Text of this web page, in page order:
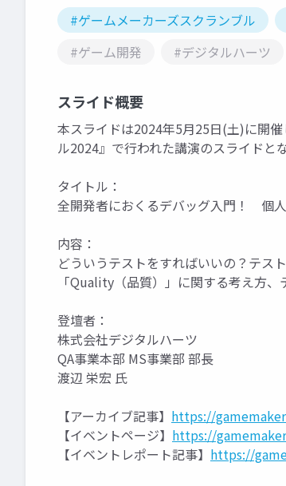
#ゲームメーカーズスクランブル
#ゲーム開発
#デジタルハーツ
スライド概要
本スライドは2024年5月25日(土)に開
ル2024』で行われた講演のスライドとな
タイトル：
全開発者におくるデバッグ入門！ 個
内容：
どういうテストをすればいいの？テス
「Quality（品質）」に関する考え方、
登壇者：
株式会社デジタルハーツ
QA事業本部 MS事業部 部長
渡辺 栄宏 氏
【アーカイブ記事】 https://
【イベントページ】 https://
【イベントレポート記事】 https://